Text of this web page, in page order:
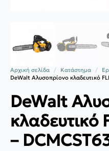
Αρχική σελίδα Κατάστημα
DeWalt Αλυσοπρίονο κλαδευτικό
DeWalt
κλαδευτικό
–